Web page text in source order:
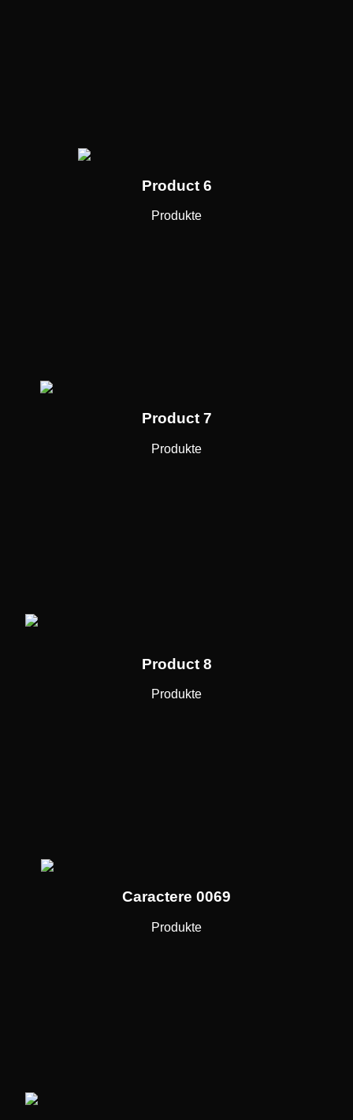
Product 6
Produkte
Product 7
Produkte
Product 8
Produkte
Caractere 0069
Produkte